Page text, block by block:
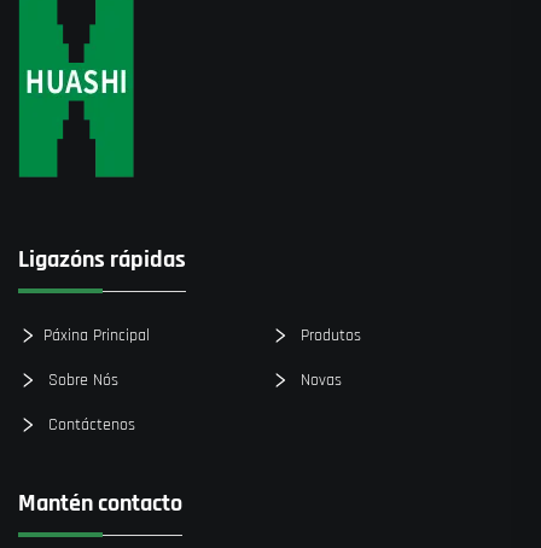
Ligazóns rápidas
Páxina Principal Produtos
Sobre Nós Novas
Contáctenos
Mantén contacto